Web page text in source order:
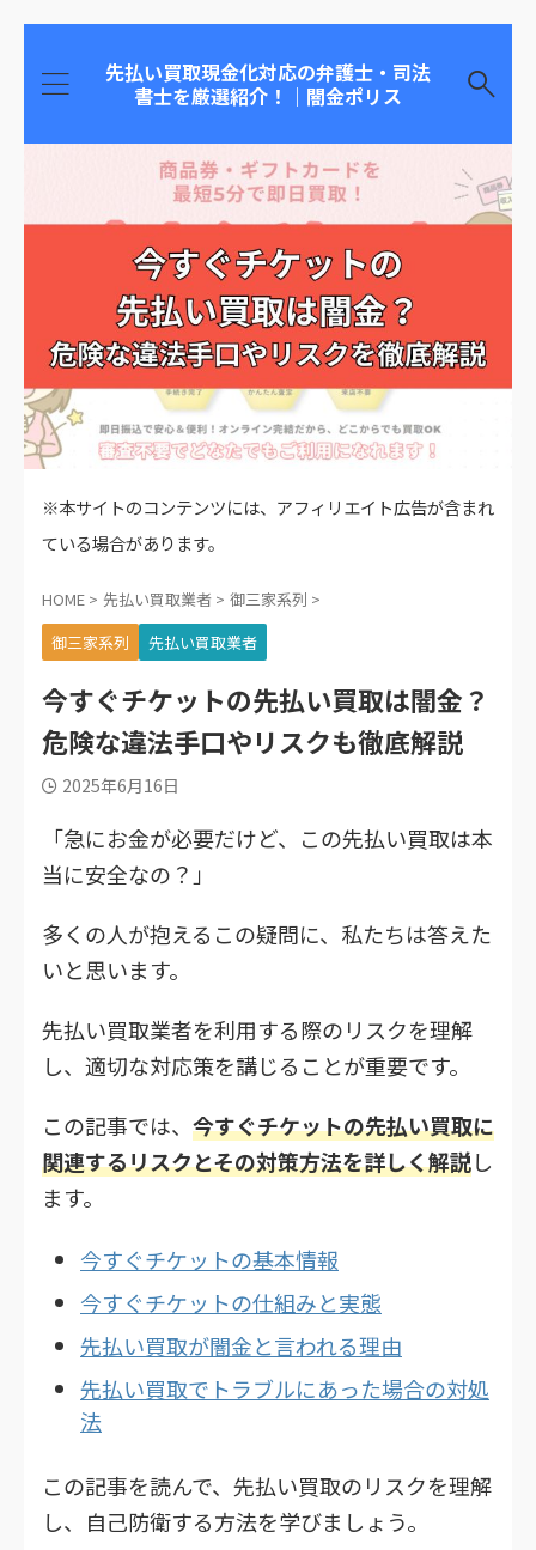
先払い買取現金化対応の弁護士・司法
書士を厳選紹介！｜闇金ポリス
※本サイトのコンテンツには、アフィリエイト広告が含まれ
ている場合があります。
HOME > 先払い買取業者 > 御三家系列 >
御三家系列
先払い買取業者
今すぐチケットの先払い買取は闇金？
危険な違法手口やリスクも徹底解説
2025年6月16日
「急にお金が必要だけど、この先払い買取は本
当に安全なの？」
多くの人が抱えるこの疑問に、私たちは答えた
いと思います。
先払い買取業者を利用する際のリスクを理解
し、適切な対応策を講じることが重要です。
この記事では、 今すぐチケットの先払い買取に
関連するリスクとその対策方法を詳しく解説し
ます。
今すぐチケットの基本情報
今すぐチケットの仕組みと実態
先払い買取が闇金と言われる理由
先払い買取でトラブルにあった場合の対処
法
この記事を読んで、先払い買取のリスクを理解
し、自己防衛する方法を学びましょう。